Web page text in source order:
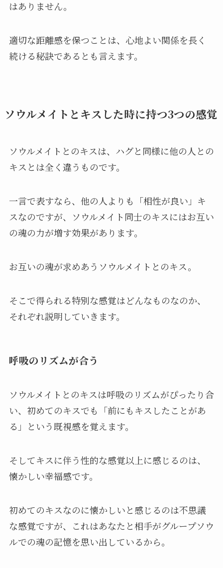
はありません。
適切な距離感を保つことは、心地よい関係を長く
続ける秘訣であるとも言えます。
ソウルメイトとキスした時に持つ3つの感覚
ソウルメイトとのキスは、ハグと同様に他の人との
キスとは全く違うものです。
一言で表すなら、他の人よりも「相性が良い」キ
スなのですが、ソウルメイト同士のキスにはお互い
の魂の力が増す効果があります。
お互いの魂が求めあうソウルメイトとのキス。
そこで得られる特別な感覚はどんなものなのか、
それぞれ説明していきます。
呼吸のリズムが合う
ソウルメイトとのキスは呼吸のリズムがぴったり合
い、初めてのキスでも「前にもキスしたことがあ
る」という既視感を覚えます。
そしてキスに伴う性的な感覚以上に感じるのは、
懐かしい幸福感です。
初めてのキスなのに懐かしいと感じるのは不思議
な感覚ですが、これはあなたと相手がグループソウ
ルでの魂の記憶を思い出しているから。